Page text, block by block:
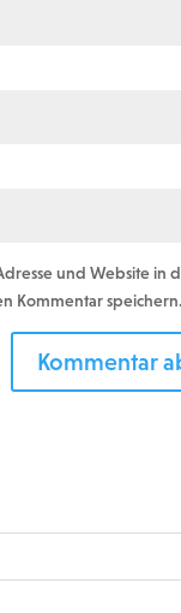
und Website in
Kommentar speichern.